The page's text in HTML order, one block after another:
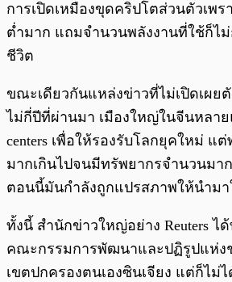
การเปิดเหมืองขุดคริปโตส่วนตัวเพ
ต่ำมาก แถมจำนวนพลังงานที่ใช้ก็ไ
ชีวิต
ขณะเดียวกันแหล่งข่าวที่ไม่เปิดเผย
ไม่กี่ปีที่ผ่านมา เมืองใหญ่ในจีนหลาย
centers เพื่อให้รองรับโลกยุคใหม่ แ
มากเกินไปจนมีทรัพยากรจำนวนมา
ตอนนี้มันกำลังถูกแปรสภาพให้นำม
ทั้งนี้ สำนักข่าวใหญ่อย่าง Reuters ไ
คณะกรรมการพัฒนาและปฏิรูปแห่ง
เขตปกครองตนเองซินเจียง แต่ก็ไม่